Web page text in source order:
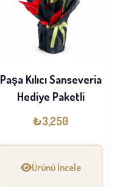
Paşa Kılıcı Sanseveria
Hediye Paketli
₺3,250
Ürünü İncele